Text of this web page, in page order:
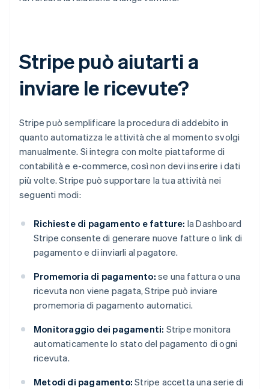
Stripe può aiutarti a
inviare le ricevute?
Stripe può semplificare la procedura di addebito in
quanto automatizza le attività che al momento svolgi
manualmente. Si integra con molte piattaforme di
contabilità e e-commerce, così non devi inserire i dati
più volte. Stripe può supportare la tua attività nei
seguenti modi:
Richieste di pagamento e fatture: la Dashboard
Stripe consente di generare nuove fatture o link di
pagamento e di inviarli al pagatore.
Promemoria di pagamento: se una fattura o una
ricevuta non viene pagata, Stripe può inviare
promemoria di pagamento automatici.
Monitoraggio dei pagamenti: Stripe monitora
automaticamente lo stato del pagamento di ogni
ricevuta.
Metodi di pagamento: Stripe accetta una serie di